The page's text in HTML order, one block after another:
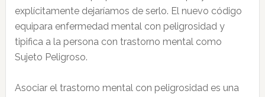
explícitamente dejaríamos de serlo. El nuevo código
equipara enfermedad mental con peligrosidad y
tipifica a la persona con trastorno mental como
Sujeto Peligroso.
Asociar el trastorno mental con peligrosidad es una